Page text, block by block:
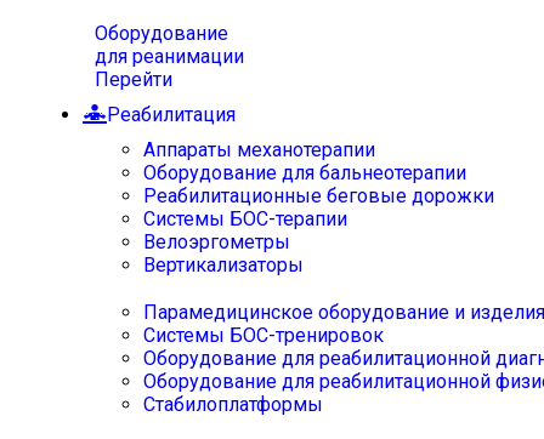
Оборудование
для реанимации
Перейти
Реабилитация
Аппараты механотерапии
Оборудование для бальнеотерапии
Реабилитационные беговые дорожки
Системы БОС-терапии
Велоэргометры
Вертикализаторы
Парамедицинское оборудование и изделия
Системы БОС-тренировок
Оборудование для реабилитационной
Оборудование для реабилитационной
Стабилоплатформы